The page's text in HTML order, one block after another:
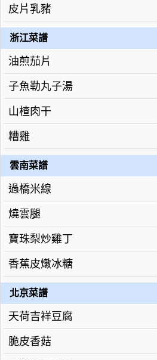
皮片乳豬
浙江菜譜
油煎茄片
子魚勒丸子湯
山楂肉干
糟雞
雲南菜譜
過橋米線
燒雲腿
寶珠梨炒雞丁
香蕉皮燉冰糖
北京菜譜
天荷吉祥豆腐
脆皮香菇